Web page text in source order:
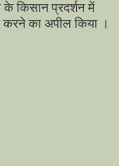
किसान प्रदर्शन में
करने का अपील किया ।